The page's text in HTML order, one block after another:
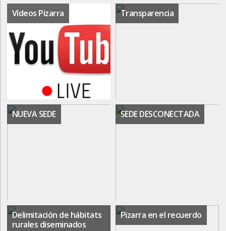
Vídeos Pizarra Transparencia
NUEVA SEDE SEDE DESCONECTADA
Delimitación de hábitats
rurales diseminados
Pizarra en el recuerdo